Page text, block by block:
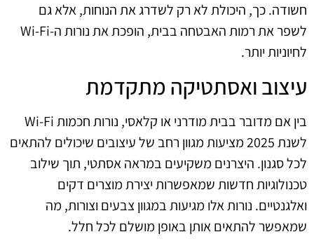
חשודה. כך, היכולת לא רק לשדרג את הנוחות, אלא גם
לשפר את רמות האבטחה בבית, הופכת את נורות ה-Wi-Fi
לחיוניות יותר.
עיצוב ואסתטיקה מתקדמת
בין אם מדובר בבית מודרני או קלאסי, נורות חכמות Wi-Fi
לשנת 2025 מציעות מגוון רחב של עיצובים שיכולים להתאים
לכל סגנון. היצרנים משקיעים במראה אסתטי, תוך שילוב
טכנולוגיות חדשות שמאפשרות יצירת מוצרים דקים
ואלגנטיים. נורות אלו מגיעות במגוון צבעים וצורות, מה
שמאפשר להתאים אותן באופן מושלם לכל חלל.